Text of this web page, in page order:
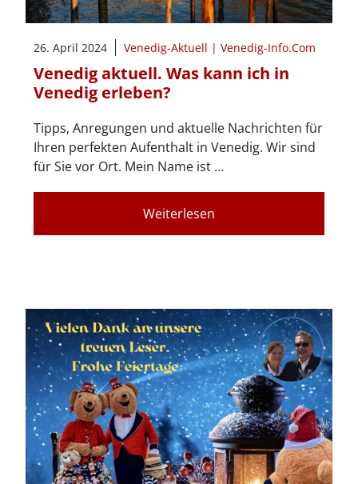
26. April 2024 Venedig-Aktuell | Venedig-Info.Com
Venedig aktuell. Was kann ich in
Venedig erleben?
Tipps, Anregungen und aktuelle Nachrichten für
Ihren perfekten Aufenthalt in Venedig. Wir sind
für Sie vor Ort. Mein Name ist …
Weiterlesen